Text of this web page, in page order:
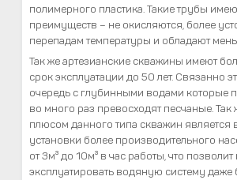
полимерного пластика. Такие трубы
преимуществ – не окисляются, более
перепадам температуры и обладают
Так же артезианские скважины имеют
срок эксплуатации до 50 лет. Связанно
очередь с глубинными водами которые
во много раз превосходят песчаные.
плюсом данного типа скважин является
установки более производительного
от 3м³ до 10м³ в час работы, что
эксплуатировать водяную систему